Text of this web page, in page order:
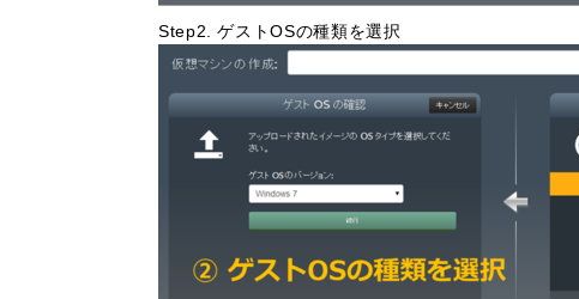
Step2. ゲストOSの種類を選択